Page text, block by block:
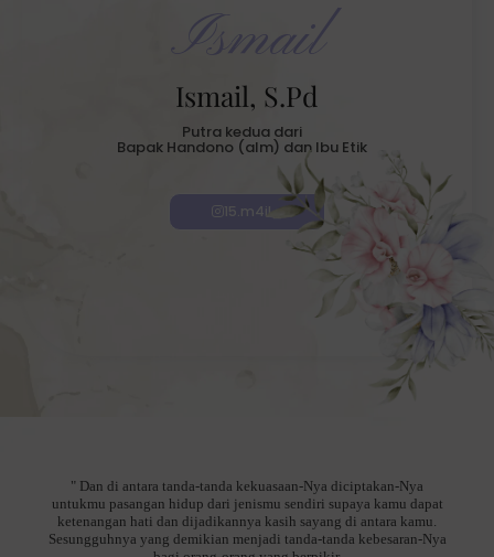
Ismail
Ismail, S.Pd
Putra kedua dari
Bapak Handono (alm) dan Ibu Etik
15.m4il_
" Dan di antara tanda-tanda kekuasaan-Nya diciptakan-Nya
untukmu pasangan hidup dari jenismu sendiri supaya kamu dapat
ketenangan hati dan dijadikannya kasih sayang di antara kamu.
Sesungguhnya yang demikian menjadi tanda-tanda kebesaran-Nya